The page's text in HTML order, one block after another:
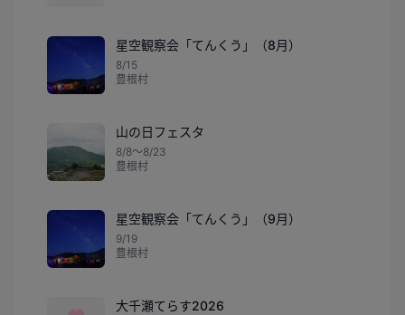
星空観察会「てんくう」（8月）
8/15
豊根村
山の日フェスタ
8/8〜8/23
豊根村
星空観察会「てんくう」（9月）
9/19
豊根村
大千瀬てらす2026